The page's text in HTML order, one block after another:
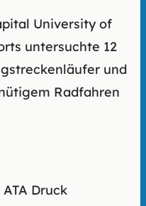
University of
untersuchte 12
und
Radfahren
Druck